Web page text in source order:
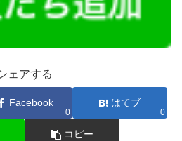
ェアする
Facebook
0
はてブ
0
コピー